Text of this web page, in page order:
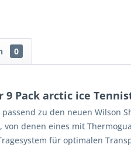
0
9 Pack arctic ice
zu den neuen Wilson
von denen eines mit
für optimalen